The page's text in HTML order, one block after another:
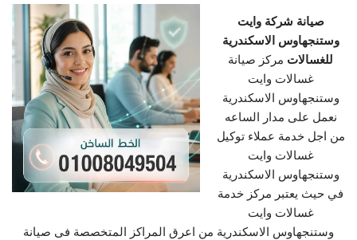
صيانة شركة وايت
وستنجهاوس الاسكندرية
للغسالات مركز صيانة
غسالات وايت
وستنجهاوس الاسكندرية
نعمل على مدار الساعه
من اجل خدمة عملاء توكيل
غسالات وايت
وستنجهاوس الاسكندرية
في حيث يعتبر مركز خدمة
غسالات وايت
وستنجهاوس الاسكندرية من اعرق المراكز المتخصصة فى صيانة